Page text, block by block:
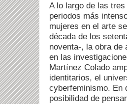
A lo largo de las
periodos más
mujeres en el arte
década de los
noventa-, la obra de
en las
Martínez Colado
identitarios, el
cyberfeminismo. En
posibilidad de